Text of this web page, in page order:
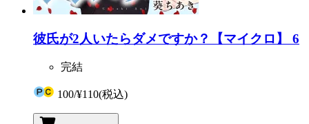
彼氏が2人いたらダメですか？【マイクロ】 6
完結
100/¥110(税込)